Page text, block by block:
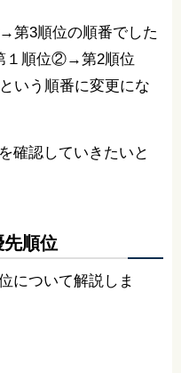
第3順位の順番でした
１順位②→第2順位
う順番に変更にな
確認していきたいと
順位
について解説しま